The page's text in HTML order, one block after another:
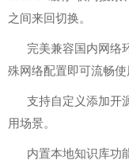
之间来回切换。
完美兼容国内网络
殊网络配置即可流畅使
支持自定义添加开
用场景。
内置本地知识库功